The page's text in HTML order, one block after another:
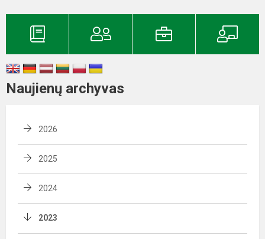
Naujienų archyvas
2026
2025
2024
2023